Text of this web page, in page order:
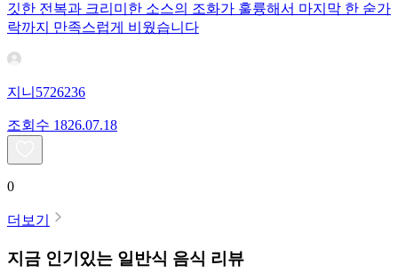
깃한 전복과 크리미한 소스의 조화가 훌륭해서 마지막 한 숟가
락까지 만족스럽게 비웠습니다
지니5726236
조회수 1826.07.18
0
더보기
지금 인기있는 일반식 음식 리뷰